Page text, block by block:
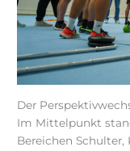
Der
Im Mittelpunkt
Bereichen